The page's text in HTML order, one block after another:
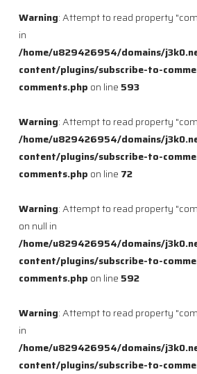
Warning: Attempt to read property
in
/home/u829426954/domains/
content/plugins/subscribe-to-
comments.php on line 593
Warning: Attempt to read property
/home/u829426954/domains/
content/plugins/subscribe-to-
comments.php on line 72
Warning: Attempt to read property
on null in
/home/u829426954/domains/
content/plugins/subscribe-to-
comments.php on line 592
Warning: Attempt to read property
in
/home/u829426954/domains/
content/plugins/subscribe-to-